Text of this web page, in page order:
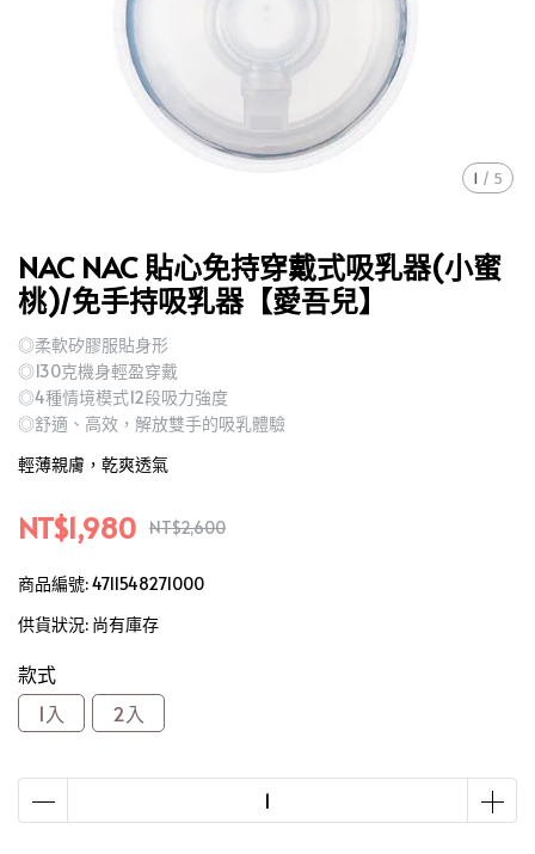
1 / 5
NAC NAC 貼心免持穿戴式吸乳器(小蜜
桃)/免手持吸乳器【愛吾兒】
◎柔軟矽膠服貼身形
◎130克機身輕盈穿戴
◎4種情境模式12段吸力強度
◎舒適、高效，解放雙手的吸乳體驗
輕薄親膚，乾爽透氣
NT$1,980 NT$2,600
商品編號:4711548271000
供貨狀況: 尚有庫存
款式
1入
2入